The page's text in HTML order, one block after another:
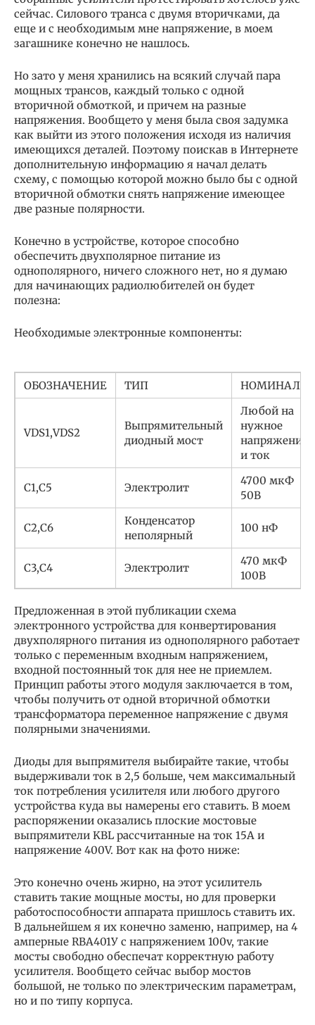
сейчас. Силового транса с двумя вторичками, да
еще и с необходимым мне напряжение, в моем
загашнике конечно не нашлось.
Но зато у меня хранились на всякий случай пара
мощных трансов, каждый только с одной
вторичной обмоткой, и причем на разные
напряжения. Вообщето у меня была своя задумка
как выйти из этого положения исходя из наличия
имеющихся деталей. Поэтому поискав в Интернете
дополнительную информацию я начал делать
схему, с помощью которой можно было бы с одной
вторичной обмотки снять напряжение имеющее
две разные полярности.
Конечно в устройстве, которое способно
обеспечить двухполярное питание из
однополярного, ничего сложного нет, но я думаю
для начинающих радиолюбителей он будет
полезна:
Необходимые электронные компоненты:
ОБОЗНАЧЕНИЕ ТИП НОМИНАЛ
VDS1,VDS2
Выпрямительный
диодный мост
Любой на
нужное
напряжение
и ток
C1,C5 Электролит
4700 мкФ
50В
C2,C6
Конденсатор
неполярный
100 нФ
C3,C4 Электролит
470 мкФ
100В
Предложенная в этой публикации схема
электронного устройства для конвертирования
двухполярного питания из однополярного работает
только с переменным входным напряжением,
входной постоянный ток для нее не приемлем.
Принцип работы этого модуля заключается в том,
чтобы получить от одной вторичной обмотки
трансформатора переменное напряжение с двумя
полярными значениями.
Диоды для выпрямителя выбирайте такие, чтобы
выдерживали ток в 2,5 больше, чем максимальный
ток потребления усилителя или любого другого
устройства куда вы намерены его ставить. В моем
распоряжении оказались плоские мостовые
выпрямители KBL рассчитанные на ток 15А и
напряжение 400V. Вот как на фото ниже:
Это конечно очень жирно, на этот усилитель
ставить такие мощные мосты, но для проверки
работоспособности аппарата пришлось ставить их.
В дальнейшем я их конечно заменю, например, на 4
амперные RBA401У с напряжением 100v, такие
мосты свободно обеспечат корректную работу
усилителя. Вообщето сейчас выбор мостов
большой, не только по электрическим параметрам,
но и по типу корпуса.